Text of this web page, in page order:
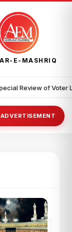
E-MASHRIQ
43.61 Lakh